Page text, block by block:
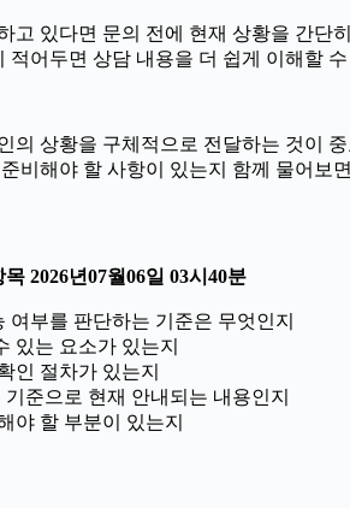
고 있다면 문의 전에 현재 상황을 간단
적어두면 상담 내용을 더 쉽게 이해할
의 상황을 구체적으로 전달하는 것이
비해야 할 사항이 있는지 함께 물어보
2026년07월06일 03시40분
여부를 판단하는 기준은 무엇인지
있는 요소가 있는지
인 절차가 있는지
기준으로 현재 안내되는 내용인지
야 할 부분이 있는지